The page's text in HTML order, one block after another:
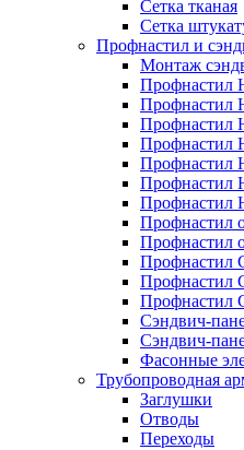
Сетка тканая
Сетка
Профнастил и
Монтаж
Профнастил
Профнастил
Профнастил
Профнастил
Профнастил
Профнастил
Профнастил
Профнастил
Профнастил
Профнастил
Профнастил
Профнастил
Сэндвич-
Сэндвич-
Фасонные
Трубопроводная
Заглушки
Отводы
Переходы